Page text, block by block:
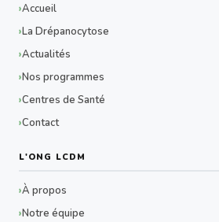
Accueil
La Drépanocytose
Actualités
Nos programmes
Centres de Santé
Contact
L'ONG LCDM
À propos
Notre équipe